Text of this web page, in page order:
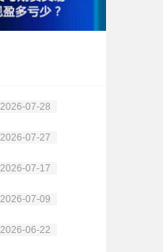
2026-07-28
2026-07-27
2026-07-17
2026-07-09
2026-06-22